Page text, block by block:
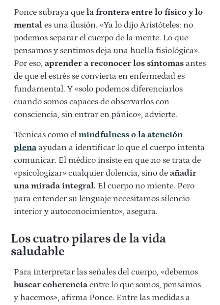
Ponce subraya que la frontera entre lo físico y lo
mental es una ilusión. «Ya lo dijo Aristóteles: no
podemos separar el cuerpo de la mente. Lo que
pensamos y sentimos deja una huella fisiológica».
Por eso, aprender a reconocer los síntomas antes
de que el estrés se convierta en enfermedad es
fundamental. Y «solo podemos diferenciarlos
cuando somos capaces de observarlos con
consciencia, sin entrar en pánico», advierte.
Técnicas como el mindfulness o la atención
plena ayudan a identificar lo que el cuerpo intenta
comunicar. El médico insiste en que no se trata de
«psicologizar» cualquier dolencia, sino de añadir
una mirada integral. El cuerpo no miente. Pero
para entender su lenguaje necesitamos silencio
interior y autoconocimiento», asegura.
Los cuatro pilares de la vida
saludable
Para interpretar las señales del cuerpo, «debemos
buscar coherencia entre lo que somos, pensamos
y hacemos», afirma Ponce. Entre las medidas a